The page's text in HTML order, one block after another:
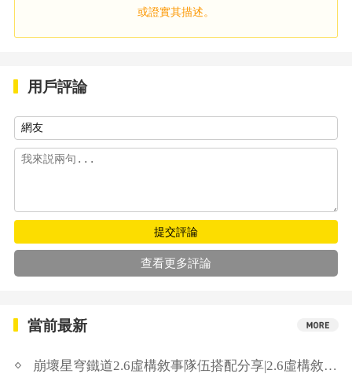
或證實其描述。
用戶評論
提交評論
查看更多評論
當前最新
崩壞星穹鐵道2.6虛構敘事隊伍搭配分享|2.6虛構敘事通關陣容